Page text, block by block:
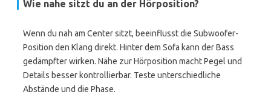
Wie nahe sitzt du an der Hörposition?
Wenn du nah am Center sitzt, beeinflusst die Subwoofer-
Position den Klang direkt. Hinter dem Sofa kann der Bass
gedämpfter wirken. Nähe zur Hörposition macht Pegel und
Details besser kontrollierbar. Teste unterschiedliche
Abstände und die Phase.